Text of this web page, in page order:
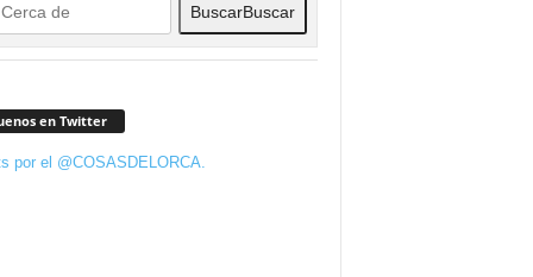
BuscarBuscar
en Twitter
por el @COSASDELORCA.